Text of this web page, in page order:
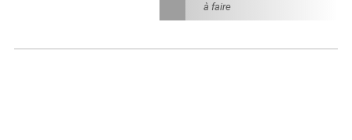
à faire